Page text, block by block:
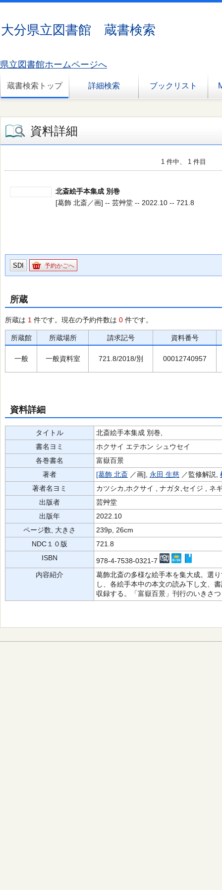
大分県立図書館 蔵書検索
県立図書館ホームページへ
蔵書検索トップ 詳細検索 ブックリスト
資料詳細
1 件中、 1 件目
北斎絵手本集成 別巻
[葛飾 北斎／画] -- 芸艸堂 -- 2022.10 -- 721.8
SDI 予約かごへ
所蔵
所蔵は 1 件です。現在の予約件数は 0 件です。
所蔵館 所蔵場所 請求記号 資料番号
一般 一般資料室 721.8/2018/別 00012740957
資料詳細
タイトル
北斎絵手本集成 別巻,
書名ヨミ
ホクサイ エテホン シュウセイ
各巻書名
富嶽百景
著者
[葛飾 北斎 ／画], 永田 生慈 ／監修解説,
著者名ヨミ
カツシカ,ホクサイ , ナガタ,セイジ , ネ
出版者
芸艸堂
出版年
2022.10
ページ数, 大きさ
239p, 26cm
NDC１０版
721.8
ISBN
978-4-7538-0321-7
内容紹介
葛飾北斎の多様な絵手本を集大成。選
し、各絵手本中の本文の読み下し文、
収録する。「富嶽百景」刊行のいきさ